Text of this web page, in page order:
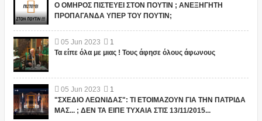
Ο ΟΜΗΡΟΣ ΠΙΣΤΕΥΕΙ ΣΤΟΝ ΠΟΥΤΙΝ ; ΑΝΕΞΗΓΗΤΗ
ΠΡΟΠΑΓΑΝΔΑ ΥΠΕΡ ΤΟΥ ΠΟΥΤΙΝ;
05 Jun 2023
1
Τα είπε όλα με μιας ! Τους άφησε όλους άφωνους
05 Jun 2023
1
"ΣΧΕΔΙΟ ΛΕΩΝΙΔΑΣ": ΤΙ ΕΤΟΙΜΑΖΟΥΝ ΓΙΑ ΤΗΝ ΠΑΤΡΙΔΑ
ΜΑΣ... ; ΔΕΝ ΤΑ ΕΙΠΕ ΤΥΧΑΙΑ ΣΤΙΣ 13/11/2015...